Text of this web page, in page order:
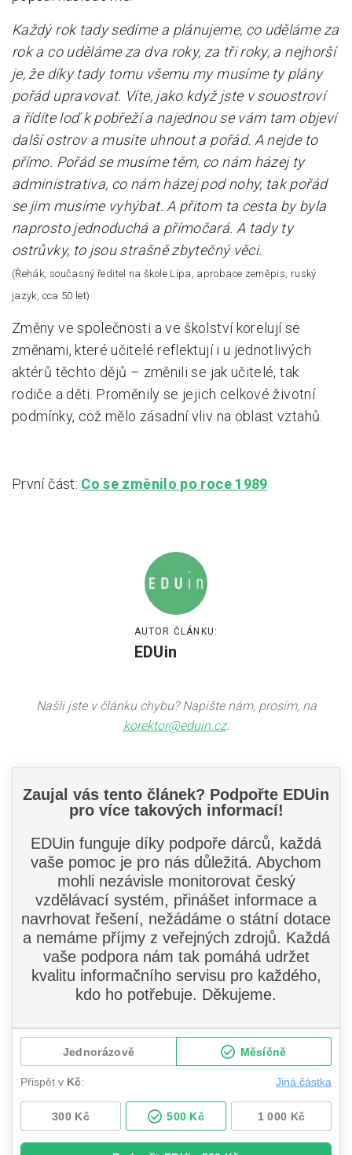
Každý rok tady sedíme a plánujeme, co uděláme za
rok a co uděláme za dva roky, za tři roky, a nejhorší
je, že díky tady tomu všemu my musíme ty plány
pořád upravovat. Víte, jako když jste v souostroví
a řídíte loď k pobřeží a najednou se vám tam objeví
další ostrov a musíte uhnout a pořád. A nejde to
přímo. Pořád se musíme těm, co nám házej ty
administrativa, co nám házej pod nohy, tak pořád
se jim musíme vyhýbat. A přitom ta cesta by byla
naprosto jednoduchá a přímočará. A tady ty
ostrůvky, to jsou strašně zbytečný věci.
(Řehák, současný ředitel na škole Lípa, aprobace zeměpis, ruský
jazyk, cca 50 let)
Změny ve společnosti a ve školství korelují se
změnami, které učitelé reflektují i u jednotlivých
aktérů těchto dějů – změnili se jak učitelé, tak
rodiče a děti. Proměnily se jejich celkové životní
podmínky, což mělo zásadní vliv na oblast vztahů.
První část: Co se změnilo po roce 1989
AUTOR ČLÁNKU:
EDUin
Našli jste v článku chybu? Napište nám, prosím, na
korektor@eduin.cz.